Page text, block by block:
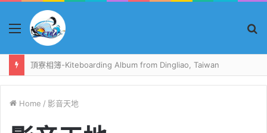
Menu
頂寮相簿-Kiteboarding Album from Dingliao, Taiwan
Home / 影音天地